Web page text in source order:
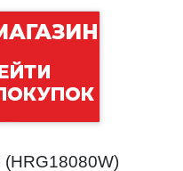
(HRG18080W)